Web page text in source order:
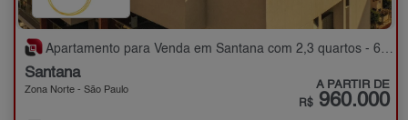
Apartamento para Venda em Santana com 2,3 quartos - 67 a 83 m²
Santana
Zona Norte - São Paulo A PARTIR DE
R$ 960.000